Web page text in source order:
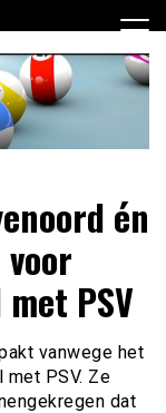
én
PSV
vanwege het
PSV. Ze
dat